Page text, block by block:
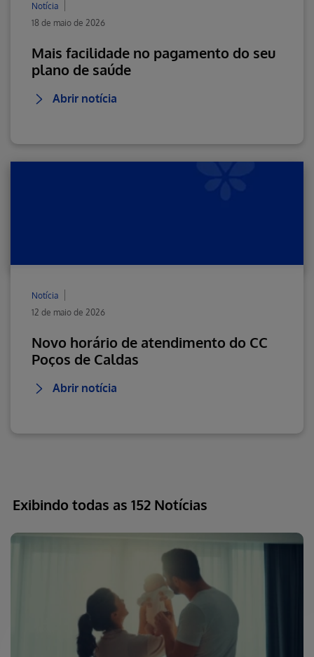
Notícia
18 de maio de 2026
Mais facilidade no pagamento do seu
plano de saúde
Abrir notícia
Notícia
12 de maio de 2026
Novo horário de atendimento do CC
Poços de Caldas
Abrir notícia
Exibindo todas as 152 Notícias